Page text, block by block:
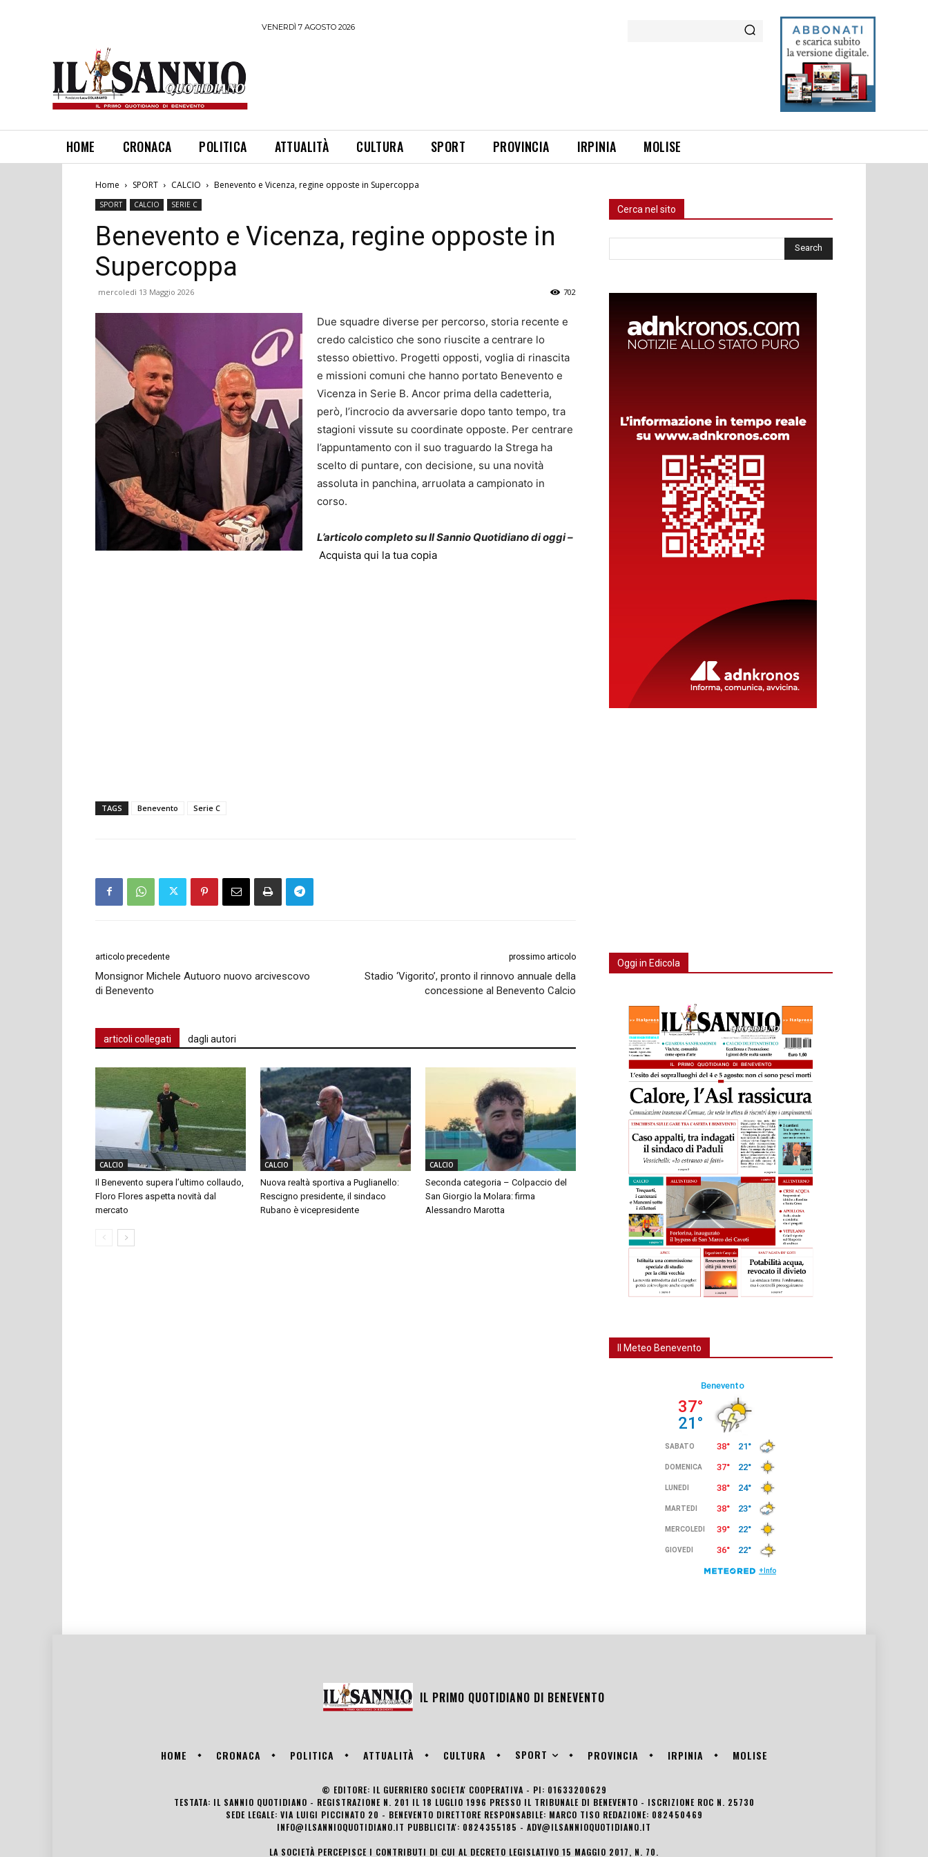
VENERDÌ 7 AGOSTO 2026
HOME CRONACA POLITICA ATTUALITÀ CULTURA SPORT PROVINCIA IRPINIA MOLISE
Home SPORT CALCIO Benevento e Vicenza, regine opposte in Supercoppa
SPORT CALCIO SERIE C
Benevento e Vicenza, regine opposte in
Supercoppa
mercoledì 13 Maggio 2026 702
Due squadre diverse per percorso, storia recente e
credo calcistico che sono riuscite a centrare lo
stesso obiettivo. Progetti opposti, voglia di rinascita
e missioni comuni che hanno portato Benevento e
Vicenza in Serie B. Ancor prima della cadetteria,
però, l’incrocio da avversarie dopo tanto tempo, tra
stagioni vissute su coordinate opposte. Per centrare
l’appuntamento con il suo traguardo la Strega ha
scelto di puntare, con decisione, su una novità
assoluta in panchina, arruolata a campionato in
corso.
L’articolo completo su Il Sannio Quotidiano di oggi –
Acquista qui la tua copia
TAGS Benevento Serie C
articolo precedente
Monsignor Michele Autuoro nuovo arcivescovo
di Benevento
prossimo articolo
Stadio ‘Vigorito’, pronto il rinnovo annuale della
concessione al Benevento Calcio
articoli collegati dagli autori
CALCIO
Il Benevento supera l’ultimo collaudo,
Floro Flores aspetta novità dal
mercato
CALCIO
Nuova realtà sportiva a Puglianello:
Rescigno presidente, il sindaco
Rubano è vicepresidente
CALCIO
Seconda categoria – Colpaccio del
San Giorgio la Molara: firma
Alessandro Marotta
Cerca nel sito
Oggi in Edicola
Il Meteo Benevento
IL PRIMO QUOTIDIANO DI BENEVENTO
HOME CRONACA POLITICA ATTUALITÀ CULTURA SPORT PROVINCIA IRPINIA MOLISE
© EDITORE: IL GUERRIERO SOCIETA' COOPERATIVA - PI: 01633200629
TESTATA: IL SANNIO QUOTIDIANO - REGISTRAZIONE N. 201 IL 18 LUGLIO 1996 PRESSO IL TRIBUNALE DI BENEVENTO - ISCRIZIONE ROC N. 25730
SEDE LEGALE: VIA LUIGI PICCINATO 20 - BENEVENTO DIRETTORE RESPONSABILE: MARCO TISO REDAZIONE: 082450469
INFO@ILSANNIOQUOTIDIANO.IT PUBBLICITA': 0824355185 - ADV@ILSANNIOQUOTIDIANO.IT
LA SOCIETÀ PERCEPISCE I CONTRIBUTI DI CUI AL DECRETO LEGISLATIVO 15 MAGGIO 2017, N. 70.